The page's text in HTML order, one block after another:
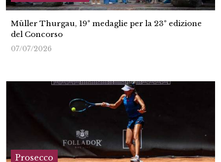
Müller Thurgau, 19° medaglie per la 23° edizione
del Concorso
07/07/2026
Prosecco